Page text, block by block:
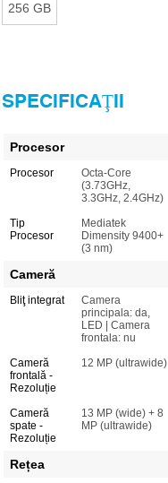
256 GB
SPECIFICAŢII
Procesor
Procesor
Octa-Core
(3.73GHz,
3.3GHz, 2.4GHz)
Tip
Procesor
Mediatek
Dimensity 9400+
(3 nm)
Cameră
Bliţ integrat
Camera
principala: da,
LED | Camera
frontala: nu
Cameră
frontală -
Rezoluție
12 MP (ultrawide)
Cameră
spate -
Rezoluție
13 MP (wide) + 8
MP (ultrawide)
Rețea